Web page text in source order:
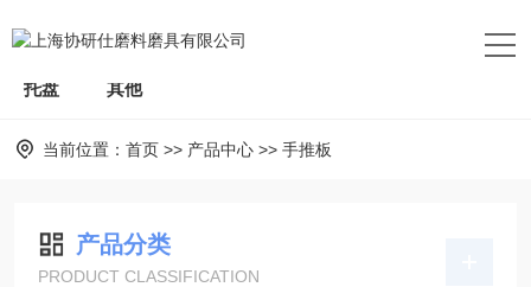
砂纸 抛光蜡 无尘干磨机 手推板
托盘 其他
当前位置： 首页 >> 产品中心 >> 手推板
产品分类
PRODUCT CLASSIFICATION